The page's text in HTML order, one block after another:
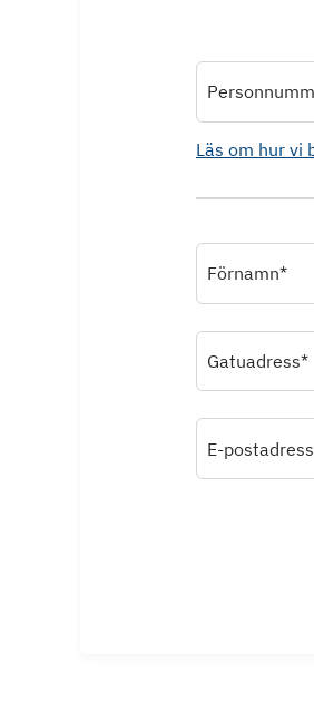
Läs om hur vi
Förnamn*
Gatuadress*
E-postadress